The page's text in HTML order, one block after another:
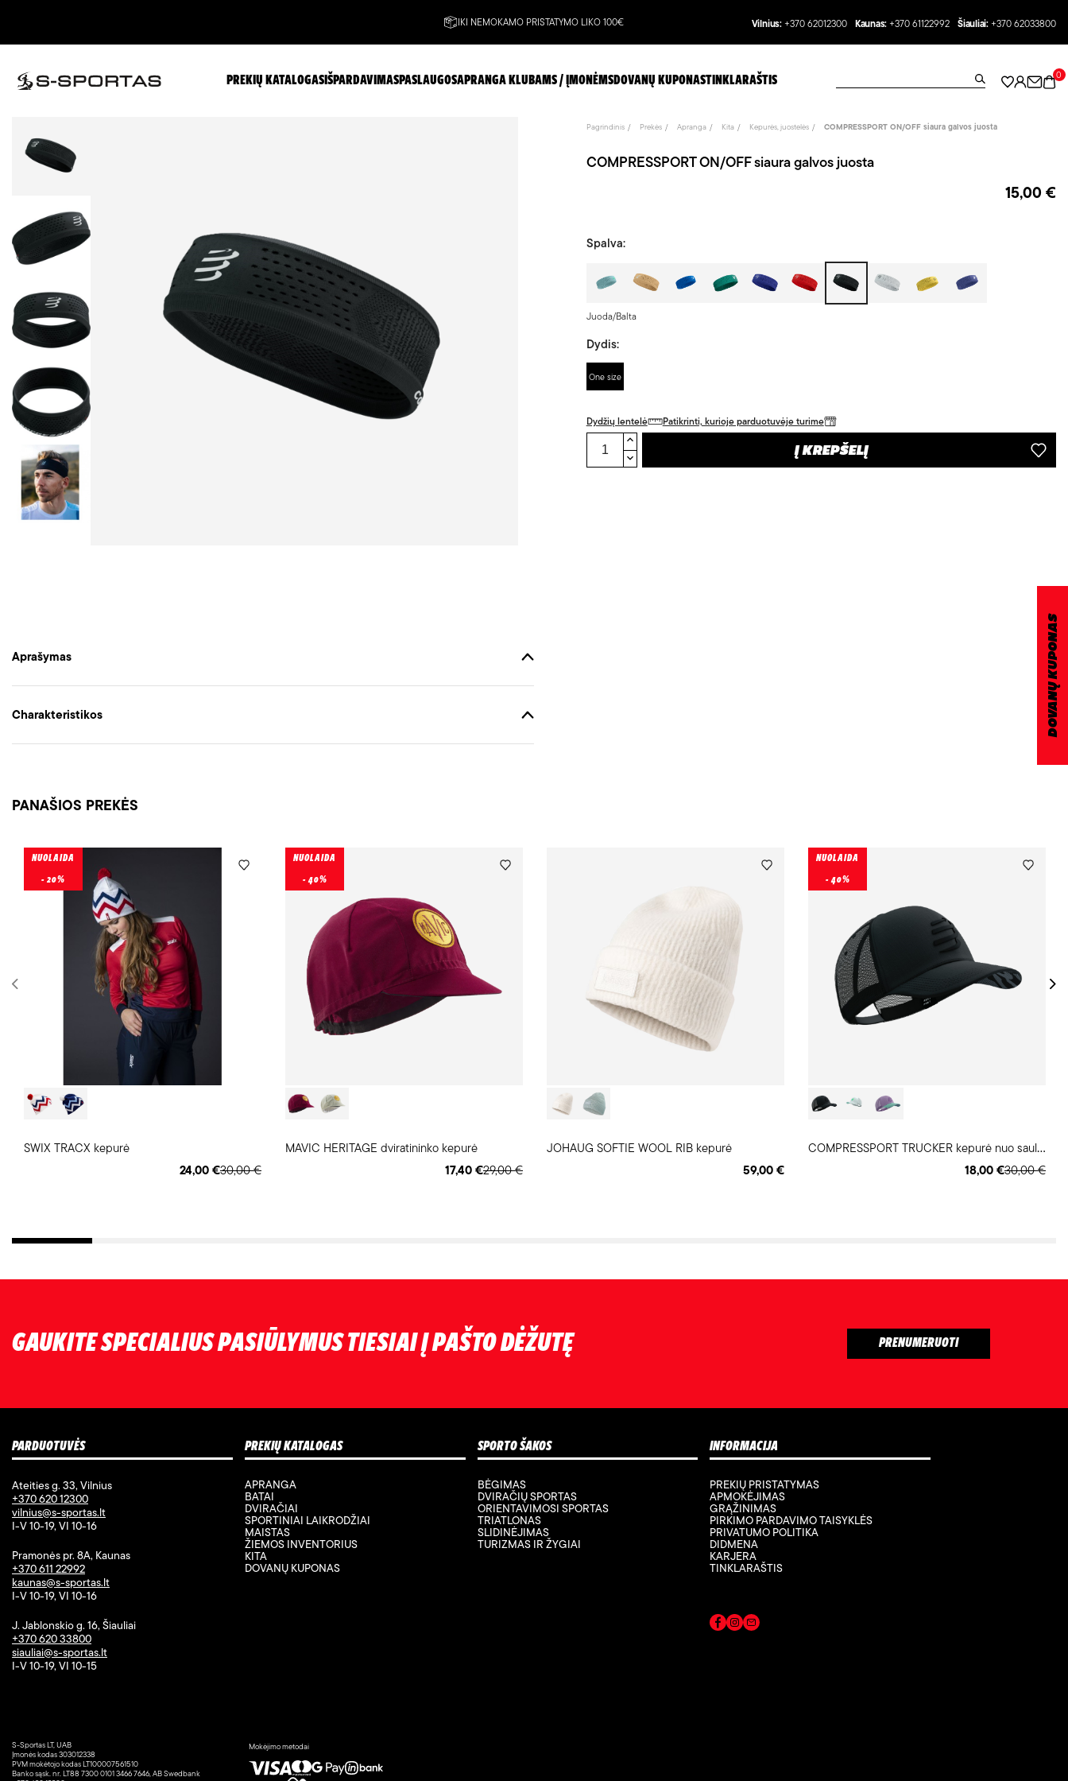
IKI NEMOKAMO PRISTATYMO LIKO 100€ Vilnius: +370 62012300 Kaunas: +370 61122992 Šiauliai: +370 62033800
PREKIŲ KATALOGASIŠPARDAVIMASPASLAUGOSAPRANGA KLUBAMS / ĮMONĖMSDOVANŲ KUPONASTINKLARAŠTIS 0
Aprašymas
Charakteristikos
Pagrindinis Prekės Apranga Kita Kepurės, juostelės COMPRESSPORT ON/OFF siaura galvos juosta
COMPRESSPORT ON/OFF siaura galvos juosta
15,00 €
Spalva:
Turkio
Mėlyna Žalia Mėlyna/BaltaRaudona/BaltaJuoda/Balta
Juoda/Balta
Dydis:
One size
Dydžių lentelė Patikrinti, kurioje parduotuvėje turime
Į KREPŠELĮ
PANAŠIOS PREKĖS
SWIX TRACX kepurė
30,00 €
24,00 €
NUOLAIDA
- 20%
MAVIC HERITAGE dviratininko kepurė
29,00 €
17,40 €
NUOLAIDA
- 40%
JOHAUG SOFTIE WOOL RIB kepurė
59,00 €
C
OMPRESSPORT TRUCKER kepurė nuo saulės
30,00 €
18,00 €
NUOLAIDA
- 40%
GAUKITE SPECIALIUS PASIŪLYMUS TIESIAI Į PAŠTO DĖŽUTĘ
DOVANŲ KUPONAS
PARDUOTUVĖS
Ateities g. 33, Vilnius
+370 620 12300
vilnius@s-sportas.lt
I-V 10-19, VI 10-16
Pramonės pr. 8A, Kaunas
+370 611 22992
kaunas@s-sportas.lt
I-V 10-19, VI 10-16
J. Jablonskio g. 16, Šiauliai
+370 620 33800
siauliai@s-sportas.lt
I-V 10-19, VI 10-15
PREKIŲ KATALOGAS
APRANGA
BATAI
DVIRAČIAI
SPORTINIAI LAIKRODŽIAI
MAISTAS
ŽIEMOS INVENTORIUS
KITA
DOVANŲ KUPONAS
SPORTO ŠAKOS
BĖGIMAS
DVIRAČIŲ SPORTAS
ORIENTAVIMOSI SPORTAS
TRIATLONAS
SLIDINĖJIMAS
TURIZMAS IR ŽYGIAI
INFORMACIJA
PREKIŲ PRISTATYMAS
APMOKĖJIMAS
GRĄŽINIMAS
PIRKIMO PARDAVIMO TAISYKLĖS
PRIVATUMO POLITIKA
DIDMENA
KARJERA
TINKLARAŠTIS
S-Sportas LT, UAB
Įmonės kodas 303012338
PVM mokėtojo kodas LT100007561510
Banko sąsk. nr. LT88 7300 0101 3466 7646, AB Swedbank
Mokėjimo metodai